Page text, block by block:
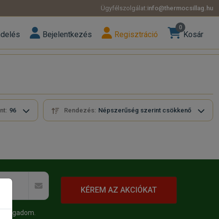
Ügyfélszolgálat:info@thermocsillag.hu
Bejelentkezés Regisztráció
0
Kosár
96 Rendezés: Népszerűség szerint csökkenő
KÉREM AZ AKCIÓKAT